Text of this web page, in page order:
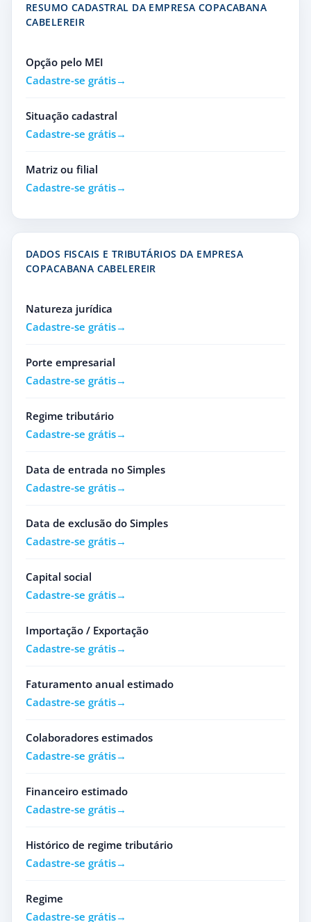
RESUMO CADASTRAL DA EMPRESA COPACABANA
CABELEREIR
Opção pelo MEI
Cadastre-se grátis
Situação cadastral
Cadastre-se grátis
Matriz ou filial
Cadastre-se grátis
DADOS FISCAIS E TRIBUTÁRIOS DA EMPRESA
COPACABANA CABELEREIR
Natureza jurídica
Cadastre-se grátis
Porte empresarial
Cadastre-se grátis
Regime tributário
Cadastre-se grátis
Data de entrada no Simples
Cadastre-se grátis
Data de exclusão do Simples
Cadastre-se grátis
Capital social
Cadastre-se grátis
Importação / Exportação
Cadastre-se grátis
Faturamento anual estimado
Cadastre-se grátis
Colaboradores estimados
Cadastre-se grátis
Financeiro estimado
Cadastre-se grátis
Histórico de regime tributário
Cadastre-se grátis
Regime
Cadastre-se grátis